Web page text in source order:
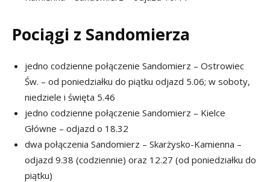
Pociągi z Sandomierza
jedno codzienne połączenie Sandomierz – Ostrowiec
Św. – od poniedziałku do piątku odjazd 5.06; w soboty,
niedziele i święta 5.46
jedno codzienne połączenie Sandomierz – Kielce
Główne – odjazd o 18.32
dwa połączenia Sandomierz – Skarżysko-Kamienna –
odjazd 9.38 (codziennie) oraz 12.27 (od poniedziałku do
piątku)